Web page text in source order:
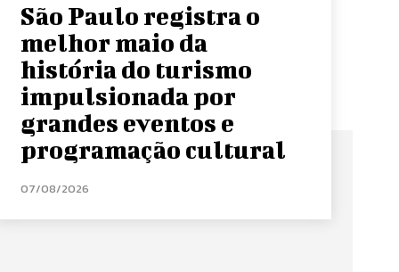
São Paulo registra o
melhor maio da
história do turismo
impulsionada por
grandes eventos e
programação cultural
07/08/2026